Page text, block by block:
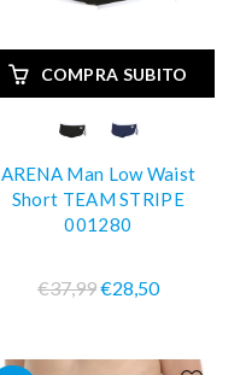
COMPRA SUBITO
ARENA Man Low Waist
Short TEAM STRIPE
001280
€37,99€28,50